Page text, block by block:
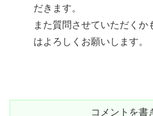
だきます。
また質問させていただく
はよろしくお願いします。
コメントを書